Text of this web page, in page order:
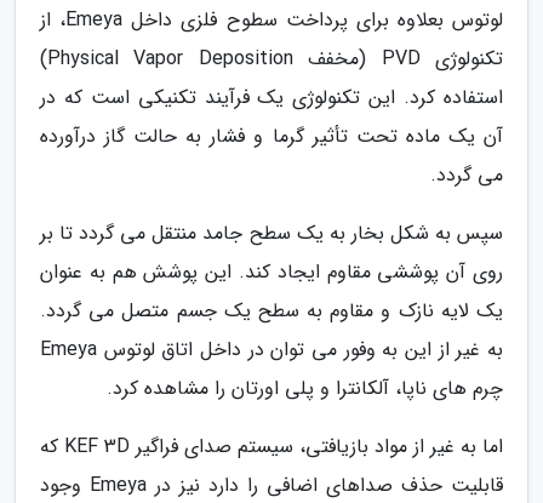
لوتوس بعلاوه برای پرداخت سطوح فلزی داخل Emeya، از
تکنولوژی PVD (مخفف Physical Vapor Deposition)
استفاده کرد. این تکنولوژی یک فرآیند تکنیکی است که در
آن یک ماده تحت تأثیر گرما و فشار به حالت گاز درآورده
می گردد.
سپس به شکل بخار به یک سطح جامد منتقل می گردد تا بر
روی آن پوششی مقاوم ایجاد کند. این پوشش هم به عنوان
یک لایه نازک و مقاوم به سطح یک جسم متصل می گردد.
به غیر از این به وفور می توان در داخل اتاق لوتوس Emeya
چرم های ناپا، آلکانترا و پلی اورتان را مشاهده کرد.
اما به غیر از مواد بازیافتی، سیستم صدای فراگیر KEF 3D که
قابلیت حذف صداهای اضافی را دارد نیز در Emeya وجود